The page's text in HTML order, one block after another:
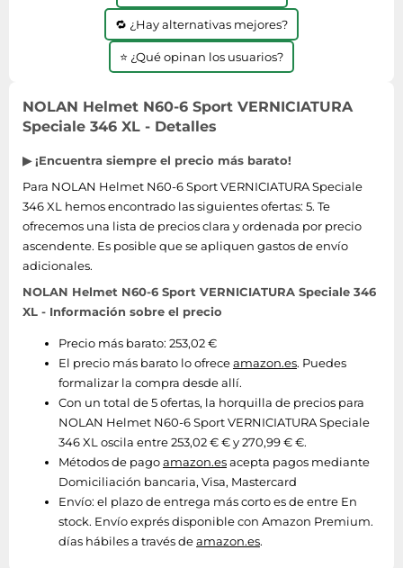
🔁 ¿Hay alternativas mejores?
⭐ ¿Qué opinan los usuarios?
NOLAN Helmet N60-6 Sport VERNICIATURA
Speciale 346 XL - Detalles
▶ ¡Encuentra siempre el precio más barato!
Para NOLAN Helmet N60-6 Sport VERNICIATURA Speciale
346 XL hemos encontrado las siguientes ofertas: 5. Te
ofrecemos una lista de precios clara y ordenada por precio
ascendente. Es posible que se apliquen gastos de envío
adicionales.
NOLAN Helmet N60-6 Sport VERNICIATURA Speciale 346
XL - Información sobre el precio
Precio más barato: 253,02 €
El precio más barato lo ofreceamazon.es. Puedes
formalizar la compra desde allí.
Con un total de 5 ofertas, la horquilla de precios para
NOLAN Helmet N60-6 Sport VERNICIATURA Speciale
346 XL oscila entre 253,02 € € y 270,99 € €.
Métodos de pagoamazon.esacepta pagos mediante
Domiciliación bancaria, Visa, Mastercard
Envío: el plazo de entrega más corto es de entre En
stock. Envío exprés disponible con Amazon Premium.
días hábiles a través deamazon.es.